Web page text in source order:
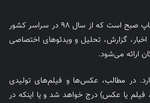
روزنامه فوتبالز، روزنامه ای ورزشی چاپ صبح است که از سال ۹۸ در سراسر کشور
گزارش، تحلیل و ویدئوهای اختصاصی
ارائه می‌شود.
در مطالب، عکس‌ها و فیلم‌های تولیدی
فیلم یا عکس) درج خواهد شد و یا اینکه در